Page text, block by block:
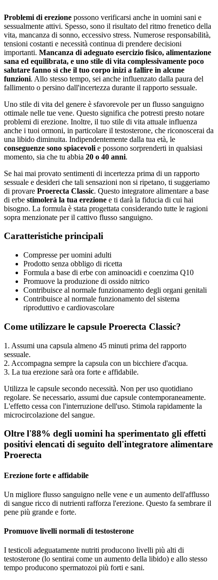
Problemi di erezione possono verificarsi anche in uomini sani e
sessualmente attivi. Spesso, sono il risultato del ritmo frenetico della
vita, mancanza di sonno, eccessivo stress. Numerose responsabilità,
tensioni costanti e necessità continua di prendere decisioni
importanti. Mancanza di adeguato esercizio fisico, alimentazione
sana ed equilibrata, e uno stile di vita complessivamente poco
salutare fanno sì che il tuo corpo inizi a fallire in alcune
funzioni. Allo stesso tempo, sei anche influenzato dalla paura del
fallimento o persino dall'incertezza durante il rapporto sessuale.
Uno stile di vita del genere è sfavorevole per un flusso sanguigno
ottimale nelle tue vene. Questo significa che potresti presto notare
problemi di erezione. Inoltre, il tuo stile di vita attuale influenza
anche i tuoi ormoni, in particolare il testosterone, che riconoscerai da
una libido diminuita. Indipendentemente dalla tua età, le
conseguenze sono spiacevoli e possono sorprenderti in qualsiasi
momento, sia che tu abbia 20 o 40 anni.
Se hai mai provato sentimenti di incertezza prima di un rapporto
sessuale e desideri che tali sensazioni non si ripetano, ti suggeriamo
di provare Proerecta Classic. Questo integratore alimentare a base
di erbe stimolerà la tua erezione e ti darà la fiducia di cui hai
bisogno. La formula è stata progettata considerando tutte le ragioni
sopra menzionate per il cattivo flusso sanguigno.
Caratteristiche principali
Compresse per uomini adulti
Prodotto senza obbligo di ricetta
Formula a base di erbe con aminoacidi e coenzima Q10
Promuove la produzione di ossido nitrico
Contribuisce al normale funzionamento degli organi genitali
Contribuisce al normale funzionamento del sistema
riproduttivo e cardiovascolare
Come utilizzare le capsule Proerecta Classic?
1. Assumi una capsula almeno 45 minuti prima del rapporto
sessuale.
2. Accompagna sempre la capsula con un bicchiere d'acqua.
3. La tua erezione sarà ora forte e affidabile.
Utilizza le capsule secondo necessità. Non per uso quotidiano
regolare. Se necessario, assumi due capsule contemporaneamente.
L'effetto cessa con l'interruzione dell'uso. Stimola rapidamente la
microcircolazione del sangue.
Oltre l'88% degli uomini ha sperimentato gli effetti
positivi elencati di seguito dell'integratore alimentare
Proerecta
Erezione forte e affidabile
Un migliore flusso sanguigno nelle vene e un aumento dell'afflusso
di sangue ricco di nutrienti rafforza l'erezione. Questo fa sembrare il
pene più grande e forte.
Promuove livelli normali di testosterone
I testicoli adeguatamente nutriti producono livelli più alti di
testosterone (lo sentirai come un aumento della libido) e allo stesso
tempo producono spermatozoi più forti e sani.